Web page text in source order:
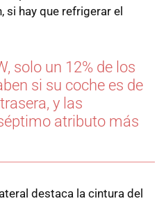
si hay que refrigerar el
solo un 12% de los
si su coche es de
y las
atributo más
destaca la cintura del